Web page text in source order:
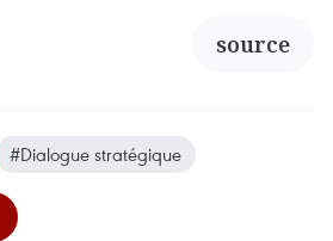
source
#Dialogue stratégique